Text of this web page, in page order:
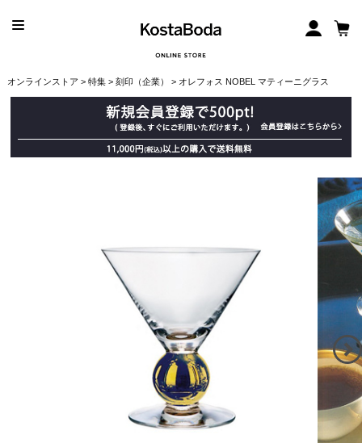
オンラインストア > 特集> 刻印（企業） > オレフォス NOBEL マティーニグラス